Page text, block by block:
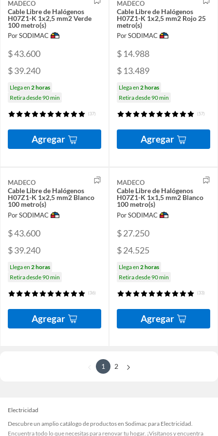
MADECO
Cable Libre de Halógenos
H07Z1-K 1x2,5 mm2 Verde
100 metro(s)
Por SODIMAC
$ 43.600
$ 39.240
Llega en 2 horas
Retira desde 90 min
(37)
Agregar
MADECO
Cable Libre de Halógenos
H07Z1-K 1x2,5 mm2 Rojo 25
metro(s)
Por SODIMAC
$ 14.988
$ 13.489
Llega en 2 horas
Retira desde 90 min
(57)
Agregar
MADECO
Cable Libre de Halógenos
H07Z1-K 1x2,5 mm2 Blanco
100 metro(s)
Por SODIMAC
$ 43.600
$ 39.240
Llega en 2 horas
Retira desde 90 min
(36)
Agregar
MADECO
Cable Libre de Halógenos
H07Z1-K 1x1,5 mm2 Blanco
100 metro(s)
Por SODIMAC
$ 27.250
$ 24.525
Llega en 2 horas
Retira desde 90 min
(33)
Agregar
1 2
Electricidad
Descubre un amplio catálogo de productos en Sodimac para Electricidad.
Encuentra todo lo que necesitas para renovar tu hogar. ¡Visítanos y encuentra